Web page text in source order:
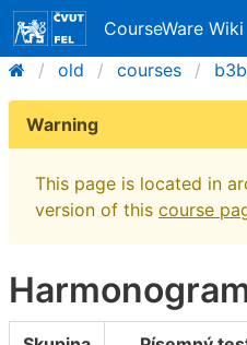
CourseWare Wiki
old
courses
Warning
This page is located in
version of this course